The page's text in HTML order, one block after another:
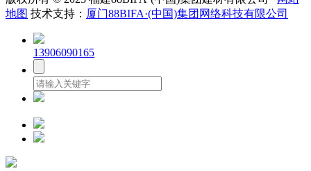
地图 技术支持： 厦门88BIFA·(中国)集团网络科技有限公司
13906090165